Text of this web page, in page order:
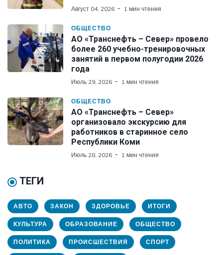
Август 04, 2026 1 мин чтения
ОБЩЕСТВО
АО «Транснефть – Север» провело
более 260 учебно-тренировочных
занятий в первом полугодии 2026
года
Июль 29, 2026 1 мин чтения
ОБЩЕСТВО
АО «Транснефть – Север»
организовало экскурсию для
работников в старинное село
Республики Коми
Июль 28, 2026 1 мин чтения
ТЕГИ
АВТО ЗАКОН ЗДОРОВЬЕ ИТОГИ
КУЛЬТУРА ОБРАЗОВАНИЕ ОБЩЕСТВО
ПОЛИТИКА ПРОИСШЕСТВИЯ СПОРТ